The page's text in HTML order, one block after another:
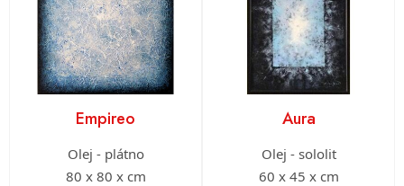
Empireo
Olej - plátno
80 x 80 x cm
Aura
Olej - sololit
60 x 45 x cm